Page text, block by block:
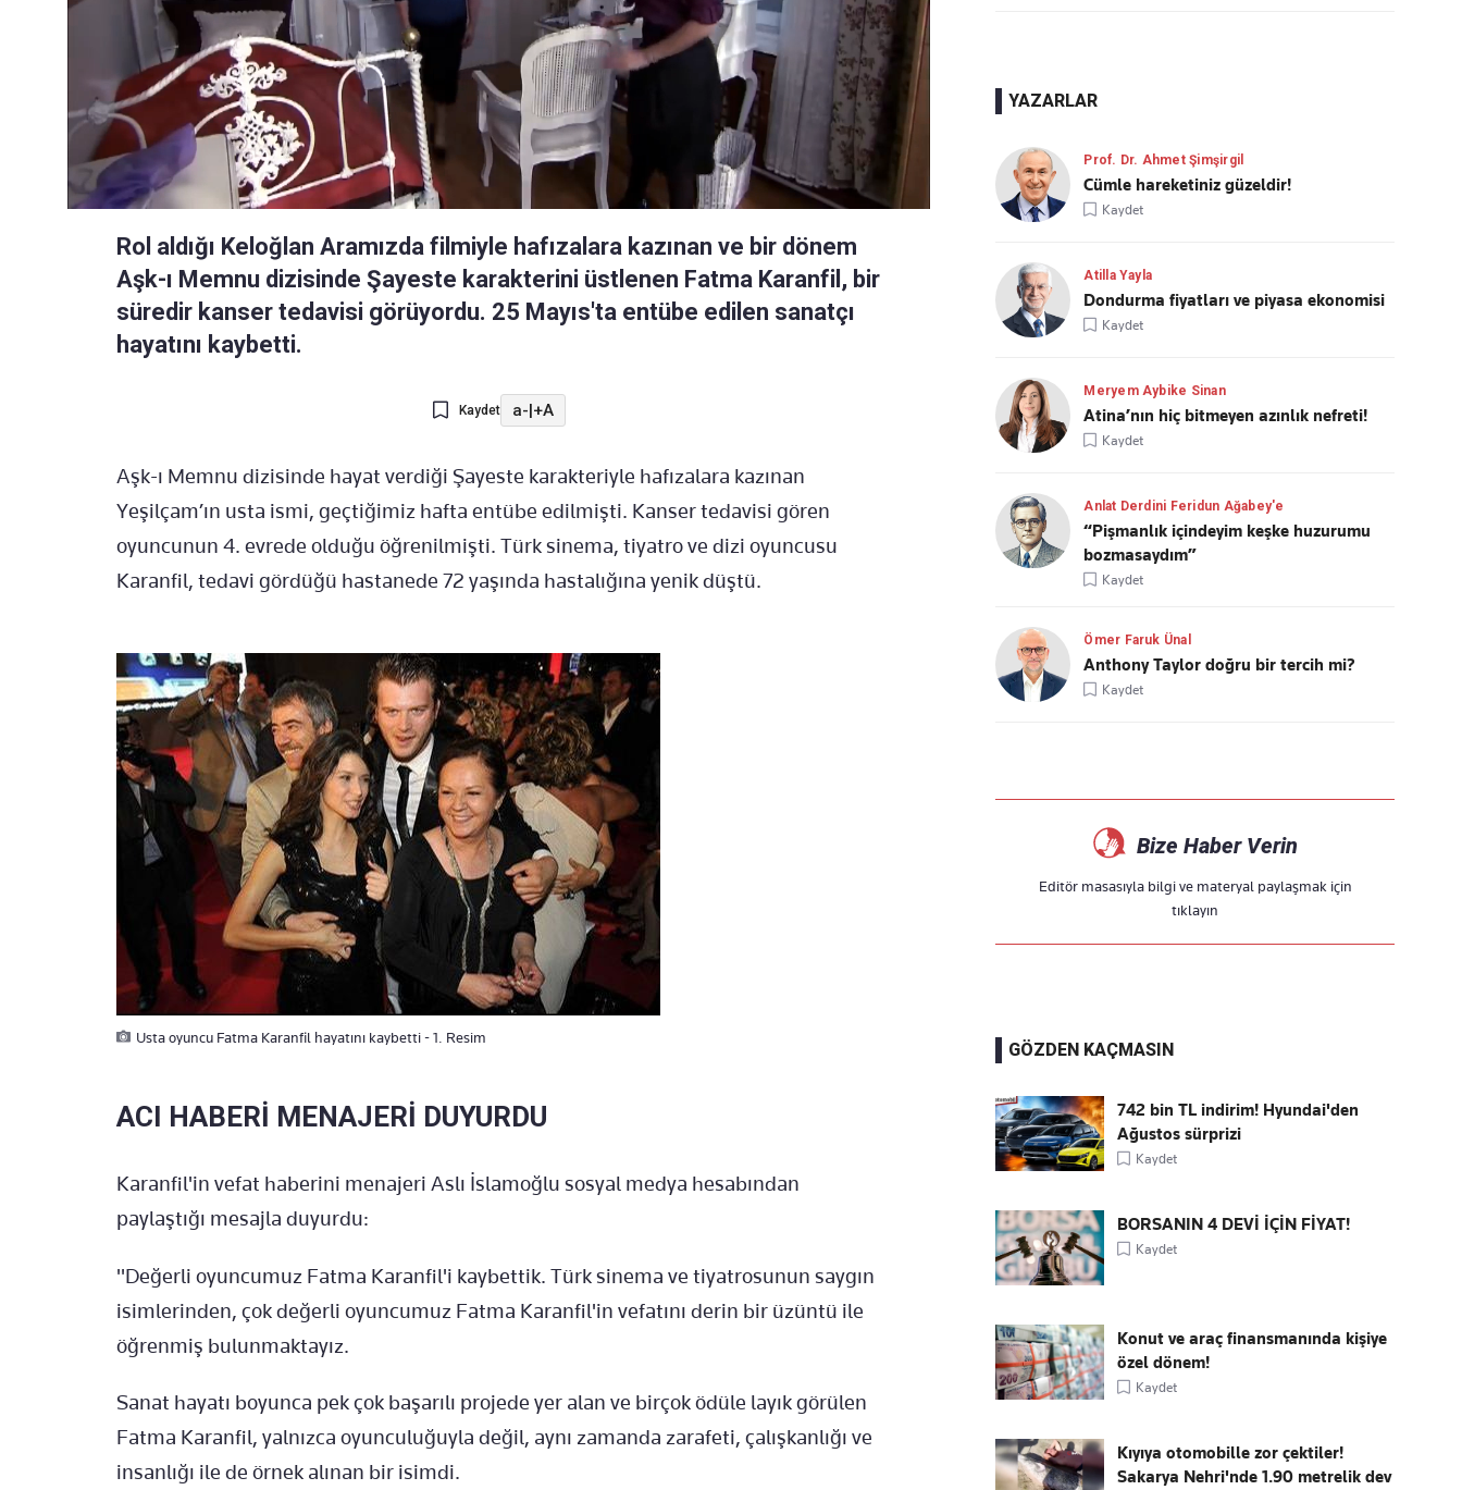
Rol aldığı Keloğlan Aramızda filmiyle hafızalara kazınan ve bir dönem
Aşk-ı Memnu dizisinde Şayeste karakterini üstlenen Fatma Karanfil, bir
süredir kanser tedavisi görüyordu. 25 Mayıs'ta entübe edilen sanatçı
hayatını kaybetti.
Kaydet a-|+A
Aşk-ı Memnu dizisinde hayat verdiği Şayeste karakteriyle hafızalara kazınan
Yeşilçam’ın usta ismi, geçtiğimiz hafta entübe edilmişti. Kanser tedavisi gören
oyuncunun 4. evrede olduğu öğrenilmişti. Türk sinema, tiyatro ve dizi oyuncusu
Karanfil, tedavi gördüğü hastanede 72 yaşında hastalığına yenik düştü.
Usta oyuncu Fatma Karanfil hayatını kaybetti - 1. Resim
ACI HABERİ MENAJERİ DUYURDU
Karanfil'in vefat haberini menajeri Aslı İslamoğlu sosyal medya hesabından
paylaştığı mesajla duyurdu:
"Değerli oyuncumuz Fatma Karanfil'i kaybettik. Türk sinema ve tiyatrosunun saygın
isimlerinden, çok değerli oyuncumuz Fatma Karanfil'in vefatını derin bir üzüntü ile
öğrenmiş bulunmaktayız.
Sanat hayatı boyunca pek çok başarılı projede yer alan ve birçok ödüle layık görülen
Fatma Karanfil, yalnızca oyunculuğuyla değil, aynı zamanda zarafeti, çalışkanlığı ve
insanlığı ile de örnek alınan bir isimdi.
YAZARLAR
Prof. Dr. Ahmet Şimşirgil
Cümle hareketiniz güzeldir!
Kaydet
Atilla Yayla
Dondurma fiyatları ve piyasa ekonomisi
Kaydet
Meryem Aybike Sinan
Atina’nın hiç bitmeyen azınlık nefreti!
Kaydet
Anlat Derdini Feridun Ağabey'e
“Pişmanlık içindeyim keşke huzurumu
bozmasaydım”
Kaydet
Ömer Faruk Ünal
Anthony Taylor doğru bir tercih mi?
Kaydet
Bize Haber Verin
Editör masasıyla bilgi ve materyal paylaşmak için
tıklayın
GÖZDEN KAÇMASIN
742 bin TL indirim! Hyundai'den
Ağustos sürprizi
Kaydet
BORSANIN 4 DEVİ İÇİN FİYAT!
Kaydet
Konut ve araç finansmanında kişiye
özel dönem!
Kaydet
Kıyıya otomobille zor çektiler!
Sakarya Nehri'nde 1.90 metrelik dev